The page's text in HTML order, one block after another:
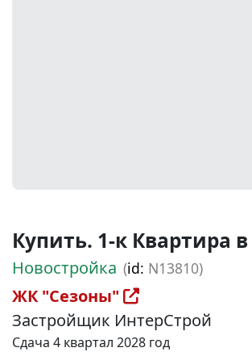
Купить. 1-к Квартира
Новостройка (id: N13810)
ЖК "Сезоны"
Застройщик ИнтерСтрой
Сдача 4 квартал 2028 год